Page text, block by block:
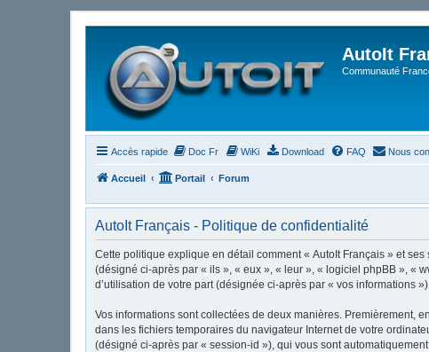
AutoIt
Communauté
Accès rapide Doc Fr WiKi Download FAQ Nous
Accueil Portail Forum
AutoIt Français - Politique de confidentialité
Cette politique explique en détail comment « AutoIt Français » et
(désigné ci-après par « ils », « eux », « leur », « logiciel phpBB », «
d’utilisation de votre part (désignée ci-après par « vos informations
Vos informations sont collectées de deux manières. Premièrement,
dans les fichiers temporaires du navigateur Internet de votre
(désigné ci-après par « session-id »), qui vous sont